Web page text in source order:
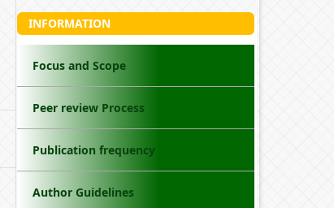
INFORMATION
Focus and Scope
Peer review Process
Publication frequency
Author Guidelines